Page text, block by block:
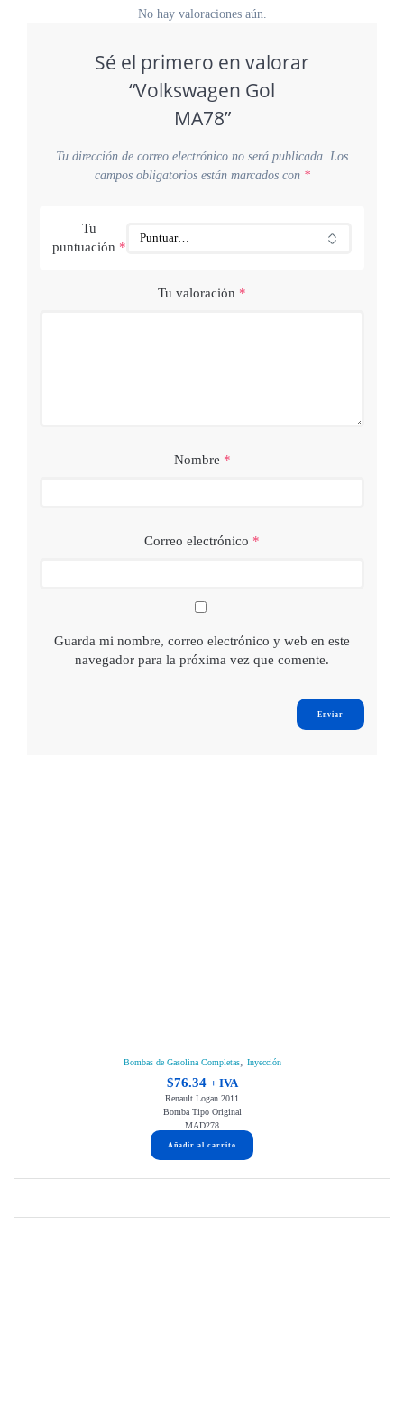
No hay valoraciones aún.
Sé el primero en valorar
“Volkswagen Gol
MA78”
Tu dirección de correo electrónico no será publicada. Los
campos obligatorios están marcados con *
Tu
puntuación *
Tu valoración *
Nombre *
Correo electrónico *
Guarda mi nombre, correo electrónico y web en este
navegador para la próxima vez que comente.
Bombas de Gasolina Completas, Inyección
$76.34 + IVA
Renault Logan 2011
Bomba Tipo Original
MAD278
Añadir al carrito